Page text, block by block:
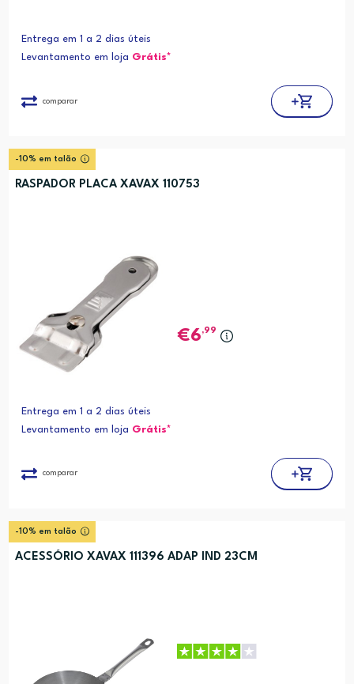
Entrega em 1 a 2 dias úteis
Levantamento em loja Grátis*
comparar
-10% em talão
RASPADOR PLACA XAVAX 110753
6,99
Entrega em 1 a 2 dias úteis
Levantamento em loja Grátis*
comparar
-10% em talão
ACESSÓRIO XAVAX 111396 ADAP IND 23CM